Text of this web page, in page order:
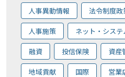
人事異動情報 法令制度政
人事施策 ネット・システ
融資 投信保険 資産
地域貢献 国際 営業